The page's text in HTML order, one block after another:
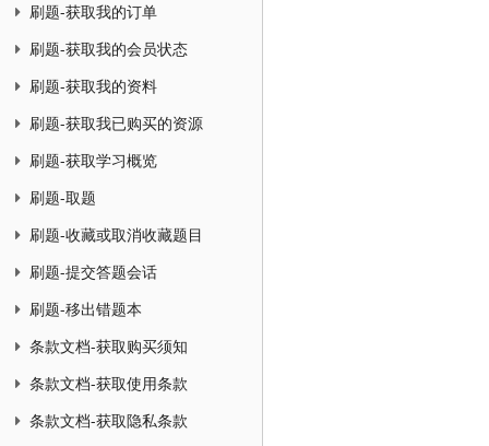
刷题-获取我的订单
刷题-获取我的会员状态
刷题-获取我的资料
刷题-获取我已购买的资源
刷题-获取学习概览
刷题-取题
刷题-收藏或取消收藏题目
刷题-提交答题会话
刷题-移出错题本
条款文档-获取购买须知
条款文档-获取使用条款
条款文档-获取隐私条款